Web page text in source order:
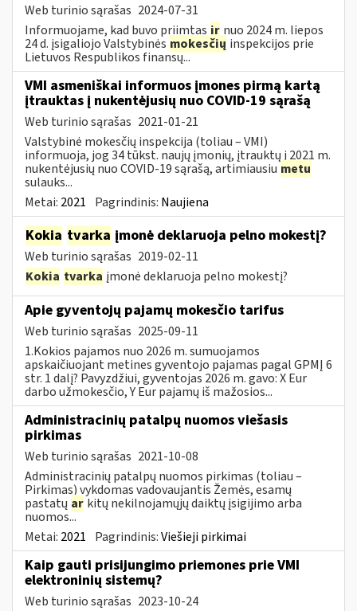
Web turinio sąrašas 2024-07-31
Informuojame, kad buvo priimtas ir nuo 2024 m. liepos
24 d. įsigaliojo Valstybinės mokesčių inspekcijos prie
Lietuvos Respublikos finansų...
VMI asmeniškai informuos įmones pirmą kartą
įtrauktas į nukentėjusių nuo COVID-19 sąrašą
Web turinio sąrašas 2021-01-21
Valstybinė mokesčių inspekcija (toliau – VMI)
informuoja, jog 34 tūkst. naujų įmonių, įtrauktų į 2021 m.
nukentėjusių nuo COVID-19 sąrašą, artimiausiu metu
sulauks...
Metai: 2021 Pagrindinis: Naujiena
Kokia tvarka įmonė deklaruoja pelno mokestį?
Web turinio sąrašas 2019-02-11
Kokia tvarka įmonė deklaruoja pelno mokestį?
Apie gyventojų pajamų mokesčio tarifus
Web turinio sąrašas 2025-09-11
1.Kokios pajamos nuo 2026 m. sumuojamos
apskaičiuojant metines gyventojo pajamas pagal GPMĮ 6
str. 1 dalį? Pavyzdžiui, gyventojas 2026 m. gavo: X Eur
darbo užmokesčio, Y Eur pajamų iš mažosios...
Administracinių patalpų nuomos viešasis
pirkimas
Web turinio sąrašas 2021-10-08
Administracinių patalpų nuomos pirkimas (toliau –
Pirkimas) vykdomas vadovaujantis Žemės, esamų
pastatų ar kitų nekilnojamųjų daiktų įsigijimo arba
nuomos...
Metai: 2021 Pagrindinis:Viešieji pirkimai
Kaip gauti prisijungimo priemones prie VMI
elektroninių sistemų?
Web turinio sąrašas 2023-10-24